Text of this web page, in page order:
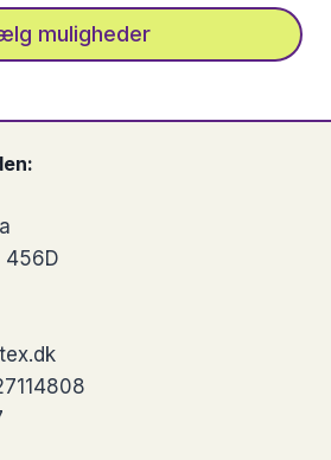
muligheder
456D